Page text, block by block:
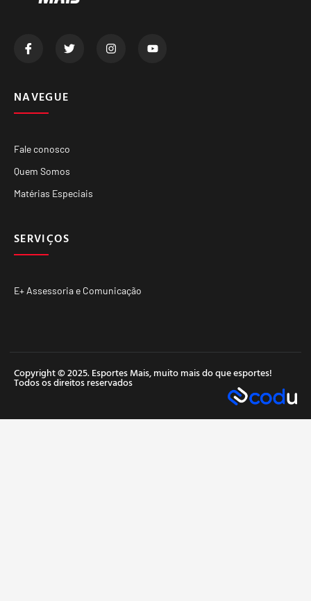
NAVEGUE
Fale conosco
Quem Somos
Matérias Especiais
SERVIÇOS
E+ Assessoria e Comunicação
Copyright © 2025. Esportes Mais, muito mais do que esportes!
Todos os direitos reservados